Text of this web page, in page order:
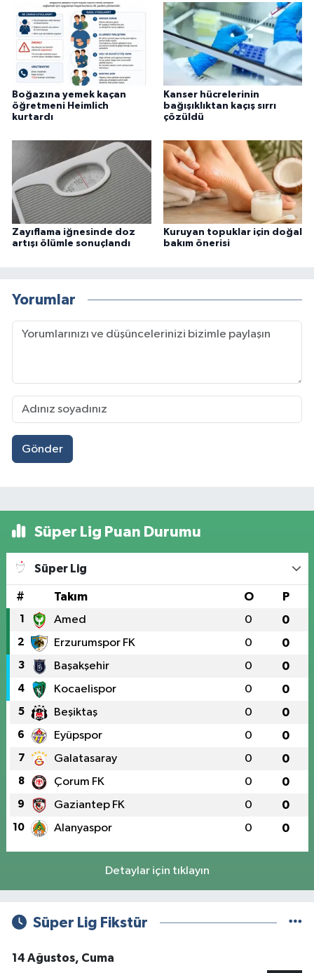
Boğazına yemek kaçan
öğretmeni Heimlich
kurtardı
Kanser hücrelerinin
bağışıklıktan kaçış sırrı
çözüldü
Zayıflama iğnesinde doz
artışı ölümle sonuçlandı
Kuruyan topuklar için doğal
bakım önerisi
Yorumlar
Gönder
Süper Lig Puan Durumu
Süper Lig
# Takım O P
1 Amed 0 0
2 Erzurumspor FK 0 0
3 Başakşehir 0 0
4 Kocaelispor 0 0
5 Beşiktaş 0 0
6 Eyüpspor 0 0
7 Galatasaray 0 0
8 Çorum FK 0 0
9 Gaziantep FK 0 0
10 Alanyaspor 0 0
Detaylar için tıklayın
Süper Lig Fikstür
14 Ağustos, Cuma